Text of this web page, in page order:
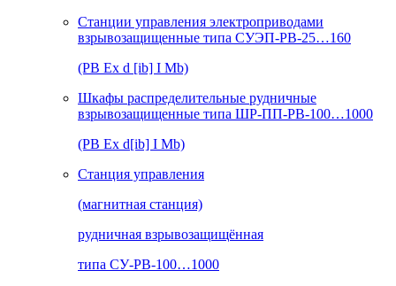
Станции управления электроприводами
взрывозащищенные типа СУЭП-РВ-25…160
(РВ Ex d [ib] I Mb)
Шкафы распределительные рудничные
взрывозащищенные типа ШР-ПП-РВ-100…1000
(РВ Ex d[ib] I Mb)
Станция управления
(магнитная станция)
рудничная взрывозащищённая
типа СУ-РВ-100…1000